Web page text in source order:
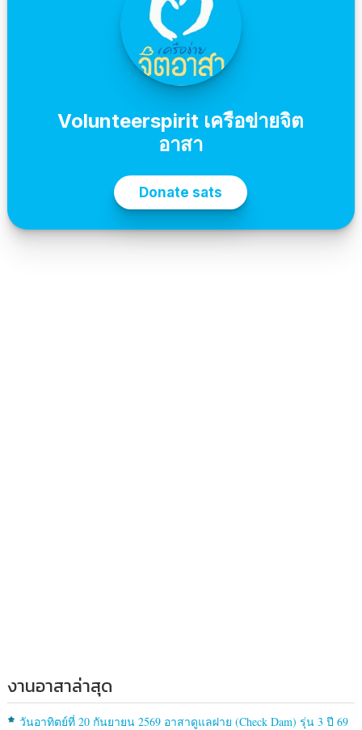
งานอาสาล่าสุด
วันอาทิตย์ที่ 20 กันยายน 2569 อาสาดูแลฝาย (Check Dam) รุ่น 3 ปี 69